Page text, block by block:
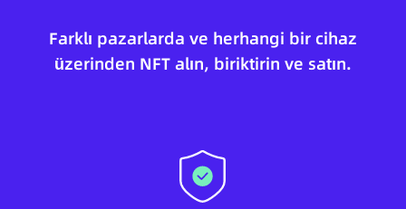
Farklı pazarlarda ve herhangi bir cihaz
üzerinden NFT alın, biriktirin ve satın.